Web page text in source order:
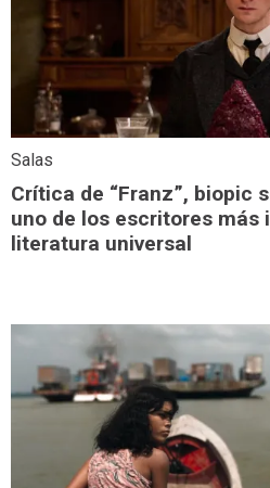
Salas
Crítica de “Franz”, biopic
uno de los escritores más
literatura universal